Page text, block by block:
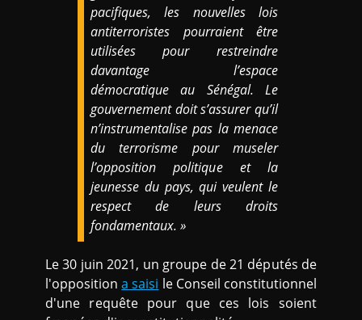
pacifiques, les nouvelles lois
antiterroristes pourraient être
utilisées pour restreindre
davantage l’espace
démocratique au Sénégal. Le
gouvernement doit s’assurer qu’il
n’instrumentalise pas la menace
du terrorisme pour museler
l’opposition politique et la
jeunesse du pays, qui veulent le
respect de leurs droits
fondamentaux. »
Le 30 juin 2021, un groupe de 21 députés de
l'oppositiona saisi le Conseil constitutionnel
d'une requête pour que ces lois soient